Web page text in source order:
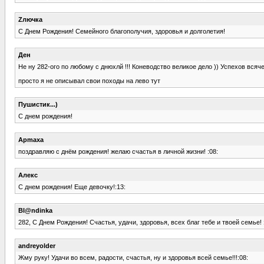
Zлючка
С Днем Рождения! Семейного благополучия, здоровья и долголетия!
Ден
Не ну 282-ого по любому с днюхлй !!! Коневодство великое дело )) Успехов
просто я не описывал свои походы на лево тут
Пушистик...)
С днем рождения!
Apmaxa
поздравляю с днём рождения! желаю счастья в личной жизни! :08:
Алекс
С днем рождения! Еще девочку!:13:
Bl@ndinka
282, С Днем Рождения! Счастья, удачи, здоровья, всех благ тебе и твоей семье!
andreyolder
Жму руку! Удачи во всем, радости, счастья, ну и здоровья всей семье!!!:08: